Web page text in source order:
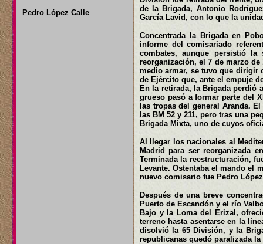
Pedro López Calle
de la Brigada, Antonio
García Lavid, con lo que la
Concentrada la Brigada en
informe del comisariado
combates, aunque persistió
reorganización, el 7 de marzo
medio armar, se tuvo que dirigir
de Ejército que, ante el empuje
En la retirada, la Brigada perdió
grueso pasó a formar parte del
las tropas del general Aranda.
las BM 52 y 211, pero tras una
Brigada Mixta, uno de cuyos
Al llegar los nacionales al
Madrid para ser reorganizada
Terminada la reestructuración,
Levante. Ostentaba el mando el
nuevo comisario fue Pedro
Después de una breve
Puerto de Escandón y el río
Bajo y la Loma del Erizal,
terreno hasta asentarse en la
disolvió la 65 División, y la
republicanas quedó paralizada la